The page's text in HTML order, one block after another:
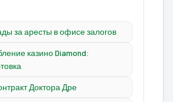
за аресты в офисе залогов
казино Diamond:
Доктора Дре